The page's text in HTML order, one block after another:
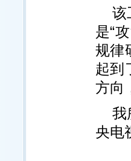
该
是“
规律
起到
方向
我
央电